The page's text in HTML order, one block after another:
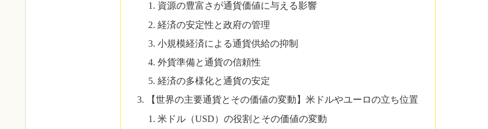
資源の豊富さが通貨価値に与える影響
経済の安定性と政府の管理
小規模経済による通貨供給の抑制
外貨準備と通貨の信頼性
経済の多様化と通貨の安定
【世界の主要通貨とその価値の変動】米ドルやユーロの立ち位置
米ドル（USD）の役割とその価値の変動